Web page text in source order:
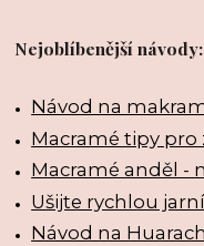
Nejoblíbenější návody:
Návod na
Macramé tipy pro
Macramé anděl -
Ušijte rychlou
Návod na